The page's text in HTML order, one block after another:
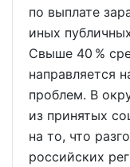
по выплате
иных
Свыше 40 %
направляется
проблем. В
из принятых
на то, что
российских